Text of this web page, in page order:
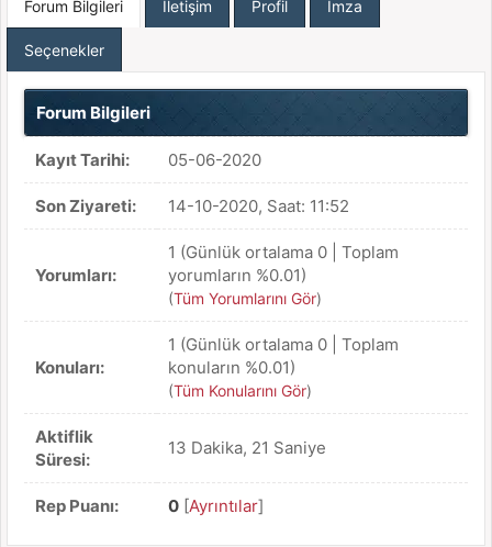
Forum Bilgileri İletişim Profil İmza
Seçenekler
Forum Bilgileri
Kayıt Tarihi: 05-06-2020
Son Ziyareti: 14-10-2020, Saat: 11:52
Yorumları:
1 (Günlük ortalama 0 | Toplam
yorumların %0.01)
(Tüm Yorumlarını Gör)
Konuları:
1 (Günlük ortalama 0 | Toplam
konuların %0.01)
(Tüm Konularını Gör)
Aktiflik
Süresi:
13 Dakika, 21 Saniye
Rep Puanı: 0 [Ayrıntılar]